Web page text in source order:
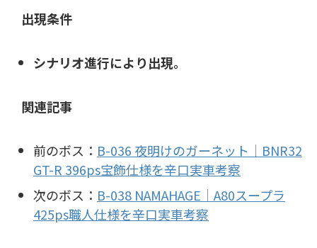
出現条件
シナリオ進行により出現。
関連記事
前のボス： B-036 夜明けのガーネット｜BNR32
GT-R 396ps宝飾仕様を辛口実車考察
次のボス： B-038 NAMAHAGE｜A80スープラ
425ps職人仕様を辛口実車考察